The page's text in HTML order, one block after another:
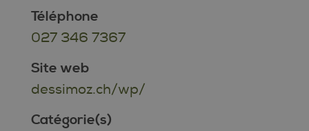
Téléphone
027 346 7367
Site web
dessimoz.ch/wp/
Catégorie(s)